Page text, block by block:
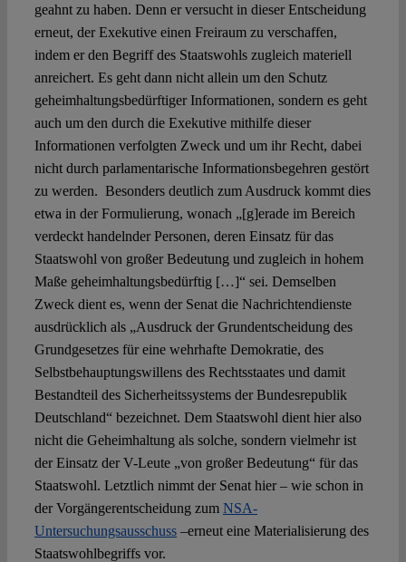
geahnt zu haben. Denn er versucht in dieser Entscheidung
erneut, der Exekutive einen Freiraum zu verschaffen,
indem er den Begriff des Staatswohls zugleich materiell
anreichert. Es geht dann nicht allein um den Schutz
geheimhaltungsbedürftiger Informationen, sondern es geht
auch um den durch die Exekutive mithilfe dieser
Informationen verfolgten Zweck und um ihr Recht, dabei
nicht durch parlamentarische Informationsbegehren gestört
zu werden. Besonders deutlich zum Ausdruck kommt dies
etwa in der Formulierung, wonach „[g]erade im Bereich
verdeckt handelnder Personen, deren Einsatz für das
Staatswohl von großer Bedeutung und zugleich in hohem
Maße geheimhaltungsbedürftig […]“ sei. Demselben
Zweck dient es, wenn der Senat die Nachrichtendienste
ausdrücklich als „Ausdruck der Grundentscheidung des
Grundgesetzes für eine wehrhafte Demokratie, des
Selbstbehauptungswillens des Rechtsstaates und damit
Bestandteil des Sicherheitssystems der Bundesrepublik
Deutschland“ bezeichnet. Dem Staatswohl dient hier also
nicht die Geheimhaltung als solche, sondern vielmehr ist
der Einsatz der V-Leute „von großer Bedeutung“ für das
Staatswohl. Letztlich nimmt der Senat hier – wie schon in
der Vorgängerentscheidung zum NSA-
Untersuchungsausschuss–erneut eine Materialisierung des
Staatswohlbegriffs vor.